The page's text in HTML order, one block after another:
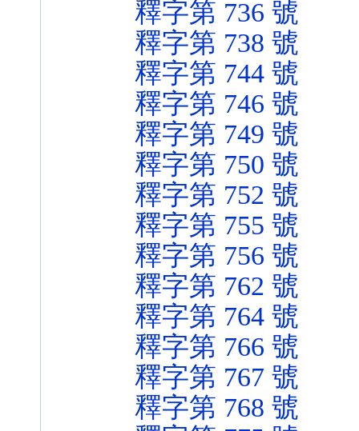
釋字第 736 號
釋字第 738 號
釋字第 744 號
釋字第 746 號
釋字第 749 號
釋字第 750 號
釋字第 752 號
釋字第 755 號
釋字第 756 號
釋字第 762 號
釋字第 764 號
釋字第 766 號
釋字第 767 號
釋字第 768 號